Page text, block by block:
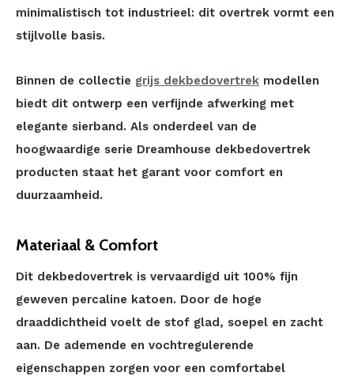
minimalistisch tot industrieel: dit overtrek vormt een
stijlvolle basis.
Binnen de collectie grijs dekbedovertrek modellen
biedt dit ontwerp een verfijnde afwerking met
elegante sierband. Als onderdeel van de
hoogwaardige serie Dreamhouse dekbedovertrek
producten staat het garant voor comfort en
duurzaamheid.
Materiaal & Comfort
Dit dekbedovertrek is vervaardigd uit 100% fijn
geweven percaline katoen. Door de hoge
draaddichtheid voelt de stof glad, soepel en zacht
aan. De ademende en vochtregulerende
eigenschappen zorgen voor een comfortabel